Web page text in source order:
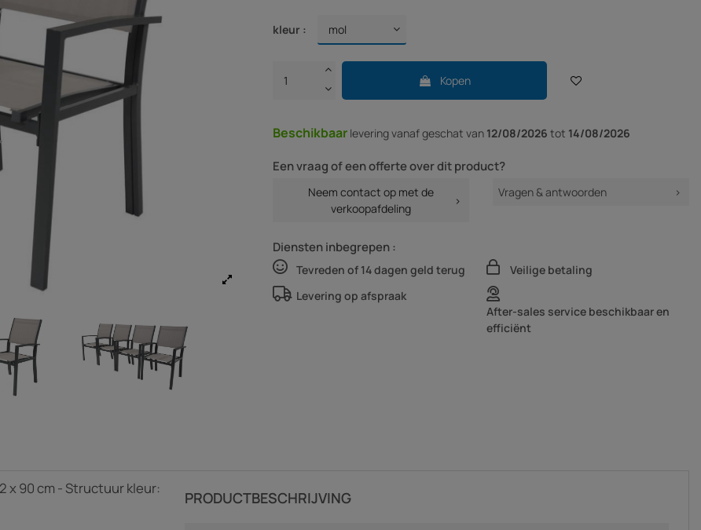
kleur :
Kopen
Beschikbaar levering vanafgeschat van 12/08/2026 tot 14/08/2026
Een vraag of een offerte over dit product?
Neem contact op met de
verkoopafdeling
Vragen & antwoorden
Diensten inbegrepen :
Tevreden of 14 dagen geld terug
Veilige betaling
Levering op afspraak
After-sales service beschikbaar en
efficiënt
x 90 cm - Structuur kleur:
PRODUCTBESCHRIJVING